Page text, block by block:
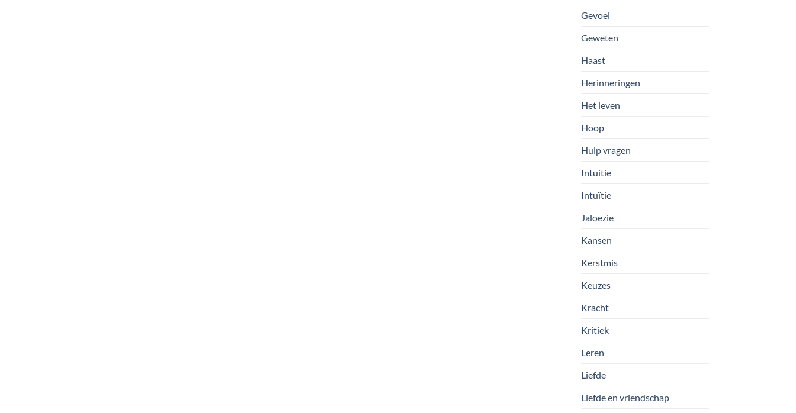
Gevoel
Geweten
Haast
Herinneringen
Het leven
Hoop
Hulp vragen
Intuitie
Intuïtie
Jaloezie
Kansen
Kerstmis
Keuzes
Kracht
Kritiek
Leren
Liefde
Liefde en vriendschap